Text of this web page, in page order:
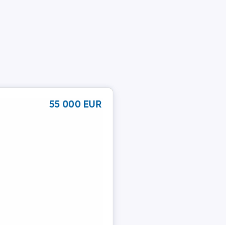
55 000 EUR